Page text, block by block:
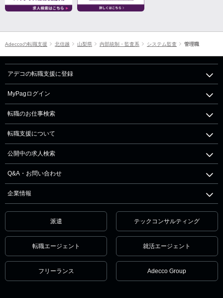
Adeccoの転職支援 北信越 山梨県 内部統制・監査系 システム監査 管理職
アデコの転職支援に登録
MyPagログイン
転職のお仕事検索
転職支援について
公開中の求人検索
Q&A・お問い合わせ
企業情報
派遣 テックコンサルティング
転職エージェント 就活エージェント
フリーランス Adecco Group